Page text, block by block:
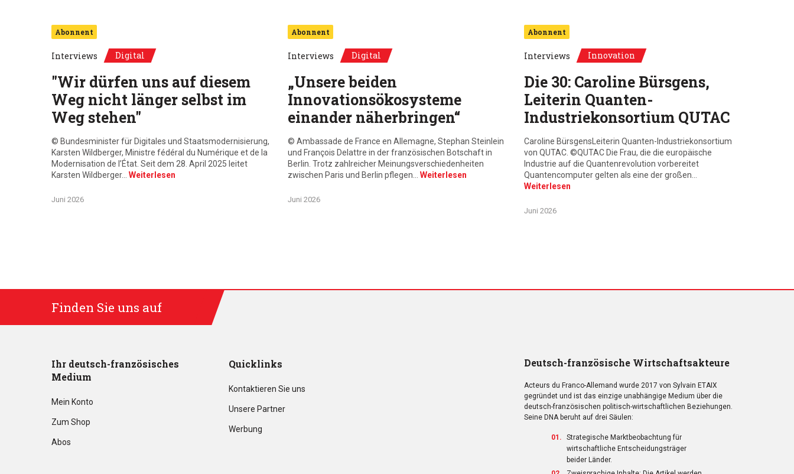
Abonnent
Interviews Digital
"Wir dürfen uns auf diesem
Weg nicht länger selbst im
Weg stehen"
© Bundesminister für Digitales und Staatsmodernisierung,
Karsten Wildberger, Ministre fédéral du Numérique et de la
Modernisation de l’État. Seit dem 28. April 2025 leitet
Karsten Wildberger… Weiterlesen
Juni 2026
Abonnent
Interviews Digital
„Unsere beiden
Innovationsökosysteme
einander näherbringen“
© Ambassade de France en Allemagne, Stephan Steinlein
und François Delattre in der französischen Botschaft in
Berlin. Trotz zahlreicher Meinungsverschiedenheiten
zwischen Paris und Berlin pflegen… Weiterlesen
Juni 2026
Abonnent
Interviews Innovation
Die 30: Caroline Bürsgens,
Leiterin Quanten-
Industriekonsortium QUTAC
Caroline BürsgensLeiterin Quanten-Industriekonsortium
von QUTAC. ©QUTAC Die Frau, die die europäische
Industrie auf die Quantenrevolution vorbereitet
Quantencomputer gelten als eine der großen…
Weiterlesen
Juni 2026
Finden Sie uns auf
Ihr deutsch-französisches
Medium
Mein Konto
Zum Shop
Abos
Quicklinks
Kontaktieren Sie uns
Unsere Partner
Werbung
Deutsch-französische Wirtschaftsakteure
Acteurs du Franco-Allemand wurde 2017 von Sylvain ETAIX
gegründet und ist das einzige unabhängige Medium über die
deutsch-französischen politisch-wirtschaftlichen Beziehungen.
Seine DNA beruht auf drei Säulen:
Strategische Marktbeobachtung für
wirtschaftliche Entscheidungsträger
beider Länder.